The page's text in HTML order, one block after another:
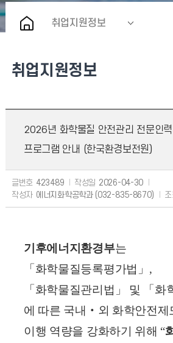
취업지원정보
취업지원정보
2026년 화학물질 안전관리 전문인
프로그램 안내 (한국환경보전원)
글번호 423489 작성일 2026-04-30
작성자 에너지화학공학과 (032-835-8670)
기후에너지환경부는
「화학물질등록평가법」,
「화학물질관리법」 및 「화
에 따른 국내‧외 화학안전제
이행 역량을 강화하기 위해 “